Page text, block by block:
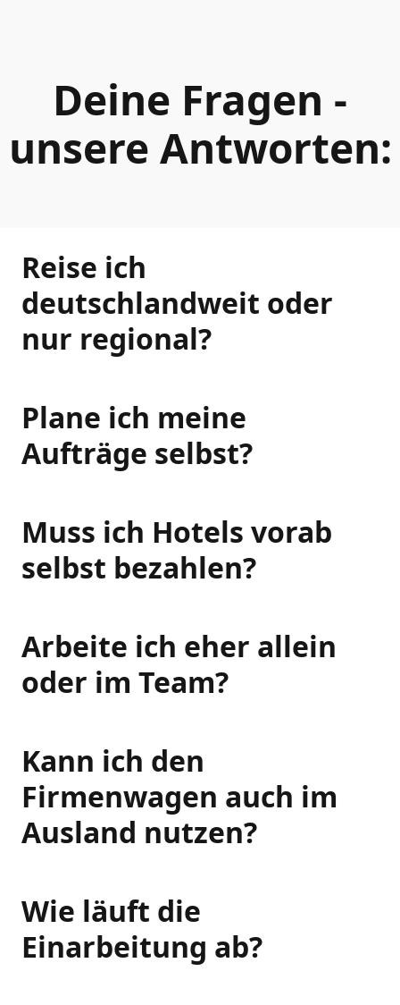
Deine Fragen -
unsere Antworten:
Reise ich
deutschlandweit oder
nur regional?
Plane ich meine
Aufträge selbst?
Muss ich Hotels vorab
selbst bezahlen?
Arbeite ich eher allein
oder im Team?
Kann ich den
Firmenwagen auch im
Ausland nutzen?
Wie läuft die
Einarbeitung ab?